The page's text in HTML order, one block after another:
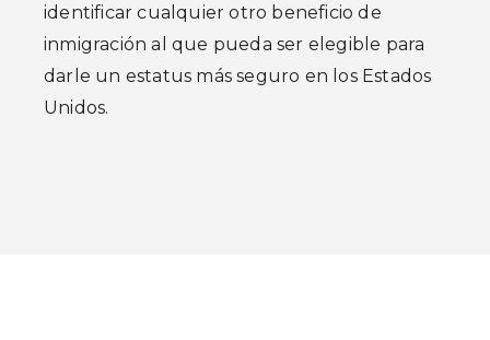
identificar cualquier otro beneficio de
inmigración al que pueda ser elegible para
darle un estatus más seguro en los Estados
Unidos.